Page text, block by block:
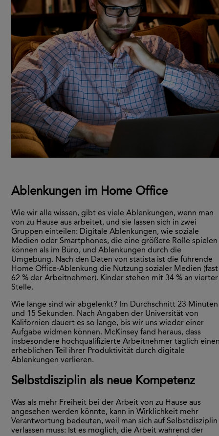
Ablenkungen im Home Office
Wie wir alle wissen, gibt es viele Ablenkungen, wenn man
von zu Hause aus arbeitet, und sie lassen sich in zwei
Gruppen einteilen: Digitale Ablenkungen, wie soziale
Medien oder Smartphones, die eine größere Rolle spielen
können als im Büro, und Ablenkungen durch die
Umgebung. Nach den Daten von statista ist die führende
Home Office-Ablenkung die Nutzung sozialer Medien (fast
62 % der Arbeitnehmer). Kinder stehen mit 34 % an vierter
Stelle.
Wie lange sind wir abgelenkt? Im Durchschnitt 23 Minuten
und 15 Sekunden. Nach Angaben der Universität von
Kalifornien dauert es so lange, bis wir uns wieder einer
Aufgabe widmen können. McKinsey fand heraus, dass
insbesondere hochqualifizierte Arbeitnehmer täglich
erheblichen Teil ihrer Produktivität durch digitale
Ablenkungen verlieren.
Selbstdisziplin als neue Kompetenz
Was als mehr Freiheit bei der Arbeit von zu Hause aus
angesehen werden könnte, kann in Wirklichkeit mehr
Verantwortung bedeuten, weil man sich auf Selbstdisziplin
verlassen muss: Ist es möglich, die Arbeit während der